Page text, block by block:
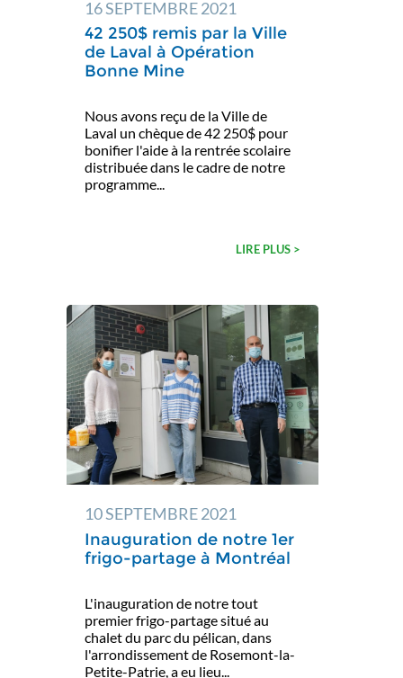
16 SEPTEMBRE 2021
42 250$ remis par la Ville
de Laval à Opération
Bonne Mine
Nous avons reçu de la Ville de
Laval un chèque de 42 250$ pour
bonifier l'aide à la rentrée scolaire
distribuée dans le cadre de notre
programme...
LIRE PLUS >
10 SEPTEMBRE 2021
Inauguration de notre 1er
frigo-partage à Montréal
L'inauguration de notre tout
premier frigo-partage situé au
chalet du parc du pélican, dans
l'arrondissement de Rosemont-la-
Petite-Patrie, a eu lieu...